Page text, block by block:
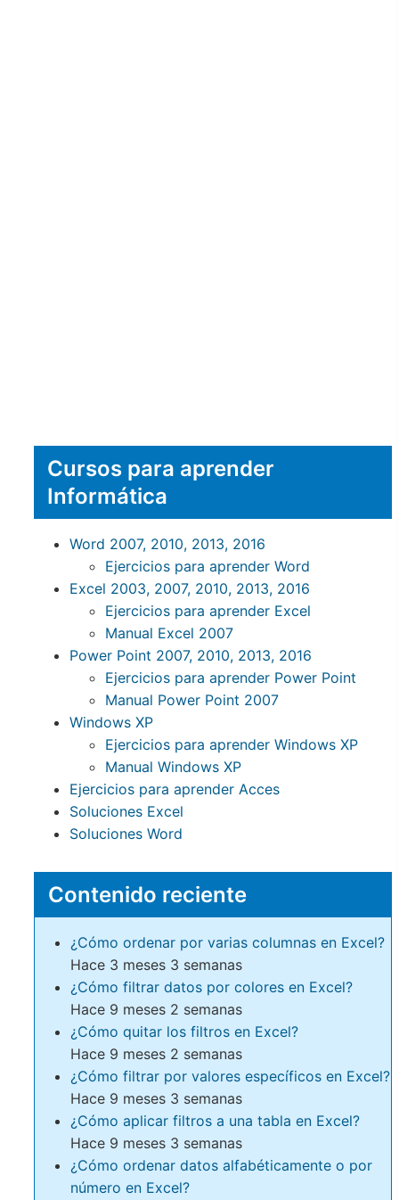
Cursos para aprender
Informática
Word 2007, 2010, 2013, 2016
Ejercicios para aprender Word
Excel 2003, 2007, 2010, 2013, 2016
Ejercicios para aprender Excel
Manual Excel 2007
Power Point 2007, 2010, 2013, 2016
Ejercicios para aprender Power Point
Manual Power Point 2007
Windows XP
Ejercicios para aprender Windows XP
Manual Windows XP
Ejercicios para aprender Acces
Soluciones Excel
Soluciones Word
Contenido reciente
¿Cómo ordenar por varias columnas en Excel?
Hace 3 meses 3 semanas
¿Cómo filtrar datos por colores en Excel?
Hace 9 meses 2 semanas
¿Cómo quitar los filtros en Excel?
Hace 9 meses 2 semanas
¿Cómo filtrar por valores específicos en Excel?
Hace 9 meses 3 semanas
¿Cómo aplicar filtros a una tabla en Excel?
Hace 9 meses 3 semanas
¿Cómo ordenar datos alfabéticamente o por
número en Excel?